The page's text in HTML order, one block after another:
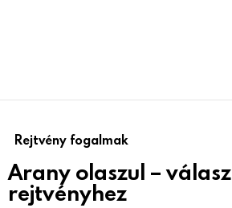
Rejtvény fogalmak
Arany olaszul – válasz
rejtvényhez